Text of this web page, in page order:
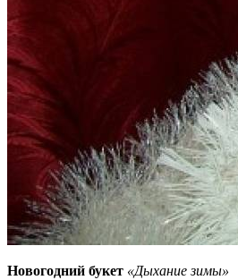
Новогодний букет «Дыхание зимы»